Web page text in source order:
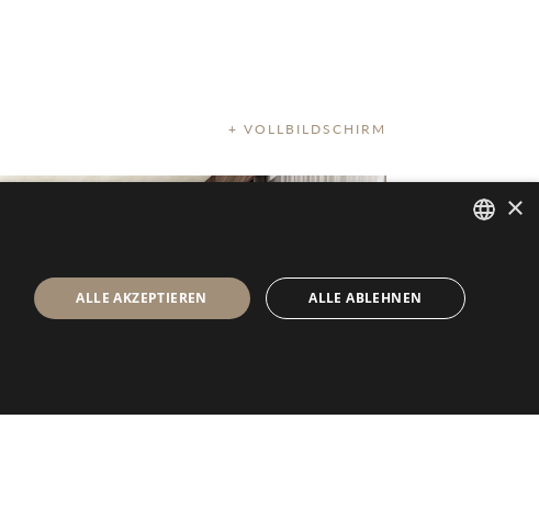
+ VOLLBILDSCHIRM
ENGLISH
RUSSIAN
×
ALLE AKZEPTIEREN ALLE ABLEHNEN